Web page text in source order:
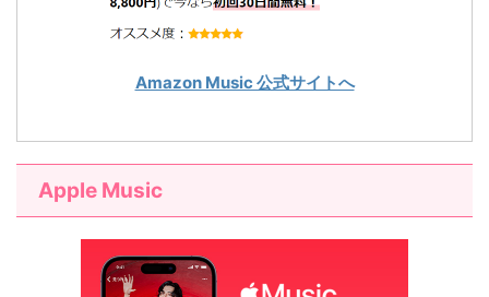
Amazon Music 公式サイトへ
Apple Music